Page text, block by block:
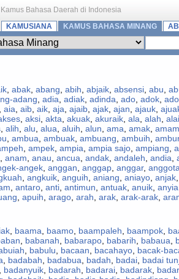
Kamus Bahasa Daerah di Indonesia
KAMUSIANA
KAMUS BAHASA MINANG
, abak, abang abih abjaik, absensi, abu
adang adia adiak, adinda ado, adok,
aia aib, aik, aja ajaib, ajak, ajan ajauk,
, aksi, akta akuak, akuraik, ala alah alai
, alih alu alua aluih alun ama amak, amam
ambua ambuak, ambuang ambuih
ampek, ampia ampia sajo, ampiang
anam anau ancua andak, andaleh andia
angek, anggan anggap, anggar,
angkuik, anguih aniang aniayo, anjak
antaro, anti, antimun antuak, anuik, anyia
apuih arago, arah arak, arak-arak,
, baama baamo, baampaleh baampok,
babanah babarapo, babarih babaua
babulu bacaan bacahayo, bacak-
badabah badabua badah badai, badai
badanyuik, badarah badarai, badarak,